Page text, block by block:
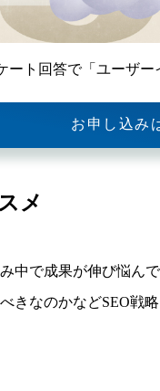
ート回答で「ユーザ
お申し込み
メ
中で成果が伸び悩ん
きなのかなどSEO戦